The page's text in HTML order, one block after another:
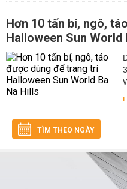
Hơn 10 tấn bí, ngô,
Halloween Sun World
TÌM THEO NGÀY